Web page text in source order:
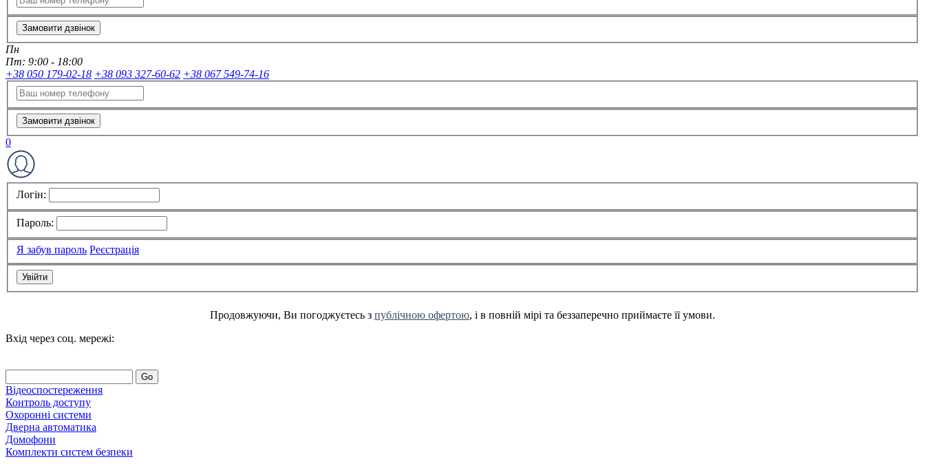
Замовити дзвінок
Пн
Пт: 9:00 - 18:00
+38 050 179-02-18 +38 093 327-60-62 +38 067 549-74-16
Замовити дзвінок
0
Логін:
Пароль:
Я забув пароль Реєстрація
Продовжуючи, Ви погоджуєтесь з публічною офертою, і в повній мірі та беззаперечно приймаєте її умови.
Вхід через соц. мережі:
Go
Відеоспостереження
Контроль доступу
Охоронні системи
Дверна автоматика
Домофони
Комплекти систем безпеки